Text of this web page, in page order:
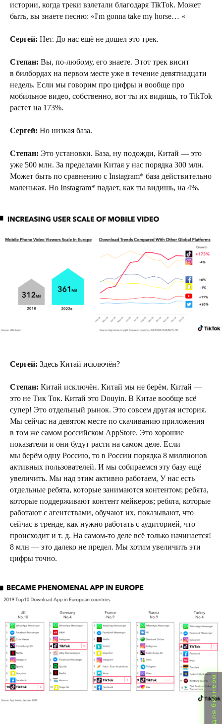
истории, когда треки взлетали благодаря TikTok. Может
быть, вы знаете песню: «I'm gonna take my horse… «
Сергей: Нет. До нас ещё не дошел это трек.
Степан: Вы, по-любому, его знаете. Этот трек висит
в билбордах на первом месте уже в течение девятнадцати
недель. Если мы говорим про цифры и вообще про
мобильное видео, собственно, вот ты их видишь, то TikTok
растет на 173%.
Сергей: Но низкая база.
Степан: Это установки. База, ну подожди, Китай — это
уже 500 млн. За пределами Китая у нас порядка 300 млн.
Может быть по сравнению с Instagram* база действительно
маленькая. Но Instagram* падает, как ты видишь, на 4%.
Сергей: Здесь Китай исключён?
Степан: Китай исключён. Китай мы не берём. Китай —
это не Тик Ток. Китай это Douyin. В Китае вообще всё
супер! Это отдельный рынок. Это совсем другая история.
Мы сейчас на девятом месте по скачиванию приложения
в том же самом российском AppStore. Это хорошие
показатели и они будут расти на самом деле. Если
мы берём одну Россию, то в России порядка 8 миллионов
активных пользователей. И мы собираемся эту базу ещё
увеличить. Мы над этим активно работаем, У нас есть
отдельные ребята, которые занимаются контентом; ребята,
которые поддерживают контент мейкеров; ребята, которые
работают с агентствами, обучают их, показывают, что
сейчас в тренде, как нужно работать с аудиторией, что
происходит и т. д. На самом-то деле всё только начинается!
8 млн — это далеко не предел. Мы хотим увеличить эти
цифры точно.